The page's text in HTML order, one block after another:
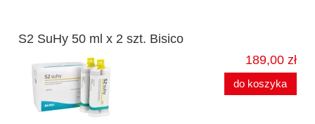
S2 SuHy 50 ml x 2 szt. Bisico
189,00 zł
do koszyka